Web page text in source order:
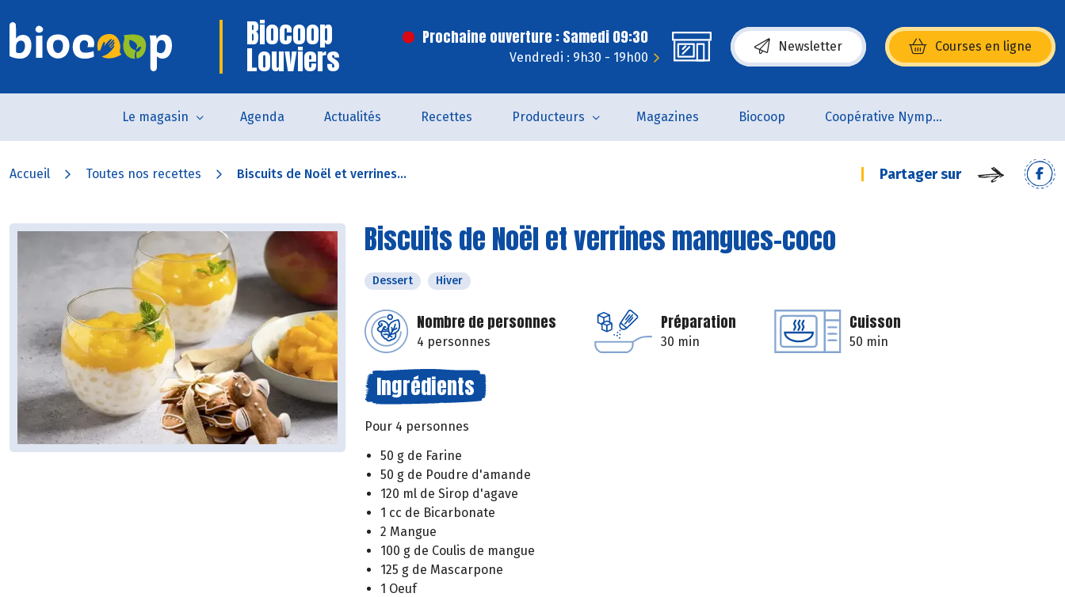
Biocoop
Louviers
Prochaine ouverture : Samedi 09:30
Vendredi : 9h30 - 19h00
Newsletter Courses en ligne
(s’ouvre dans une nouvelle fenêtre)
Le magasin Agenda Actualités Recettes Producteurs Magazines Biocoop Coopérative Nymphéa
Accueil Toutes nos recettes Biscuits de Noël et verrines... Partager sur
Biscuits de Noël et verrines mangues-coco
Dessert Hiver
Nombre de personnes
4 personnes
Préparation
30 min
Cuisson
50 min
Ingrédients
Pour 4 personnes
50 g de Farine
50 g de Poudre d'amande
120 ml de Sirop d'agave
1 cc de Bicarbonate
2 Mangue
100 g de Coulis de mangue
125 g de Mascarpone
1 Oeuf